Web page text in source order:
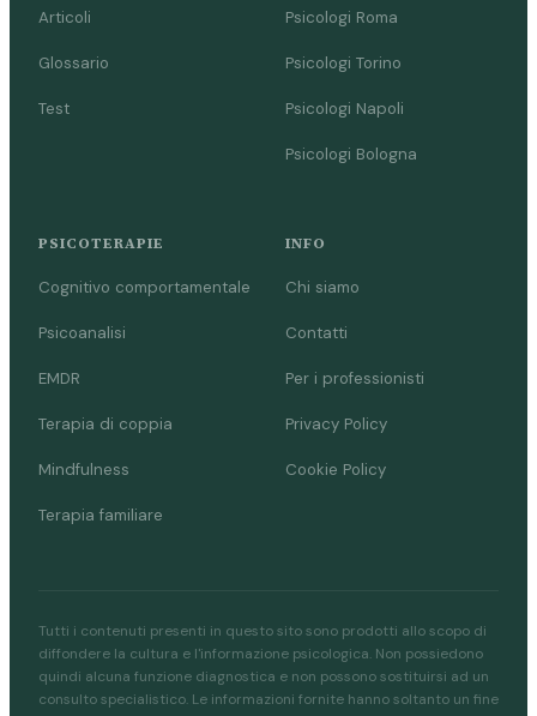
Articoli
Glossario
Test
Psicologi Roma
Psicologi Torino
Psicologi Napoli
Psicologi Bologna
PSICOTERAPIE
Cognitivo comportamentale
Psicoanalisi
EMDR
Terapia di coppia
Mindfulness
Terapia familiare
INFO
Chi siamo
Contatti
Per i professionisti
Privacy Policy
Cookie Policy
Tutti i contenuti presenti in questo sito sono prodotti allo scopo di
diffondere la cultura e l'informazione psicologica. Non possiedono
quindi alcuna funzione diagnostica e non possono sostituirsi ad un
consulto specialistico. Le informazioni fornite hanno soltanto un fine